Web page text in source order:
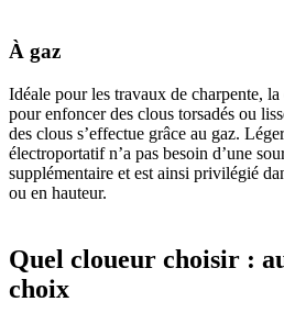
À gaz
Idéale pour les travaux de charpente, la
pour enfoncer des clous torsadés ou
des clous s’effectue grâce au gaz.
électroportatif n’a pas besoin d’une
supplémentaire et est ainsi privilégié
ou en hauteur.
Quel cloueur choisir :
choix